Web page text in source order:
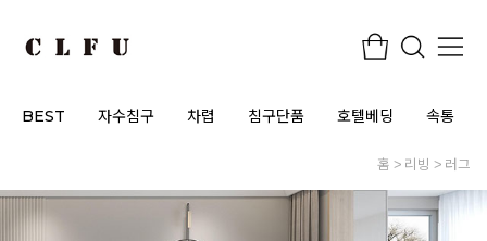
BEST 자수침구 차렵 침구단품 호텔베딩 속통
홈 리빙 러그